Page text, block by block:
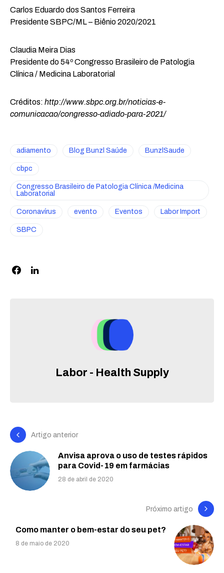
Carlos Eduardo dos Santos Ferreira
Presidente SBPC/ML – Biênio 2020/2021
Claudia Meira Dias
Presidente do 54º Congresso Brasileiro de Patologia
Clínica / Medicina Laboratorial
Créditos: http://www.sbpc.org.br/noticias-e-
comunicacao/congresso-adiado-para-2021/
adiamento Blog Bunzl Saúde BunzlSaude
cbpc
Congresso Brasileiro de Patologia Clínica /Medicina
Laboratorial
Coronavírus evento Eventos Labor Import
SBPC
Labor - Health Supply
Artigo anterior
Anvisa aprova o uso de testes rápidos
para Covid-19 em farmácias
28 de abril de 2020
Próximo artigo
Como manter o bem-estar do seu pet?
8 de maio de 2020